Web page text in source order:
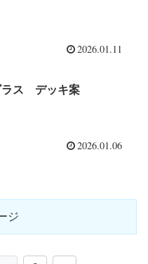
2026.01.11
ラス デッキ案
2026.01.06
ジ